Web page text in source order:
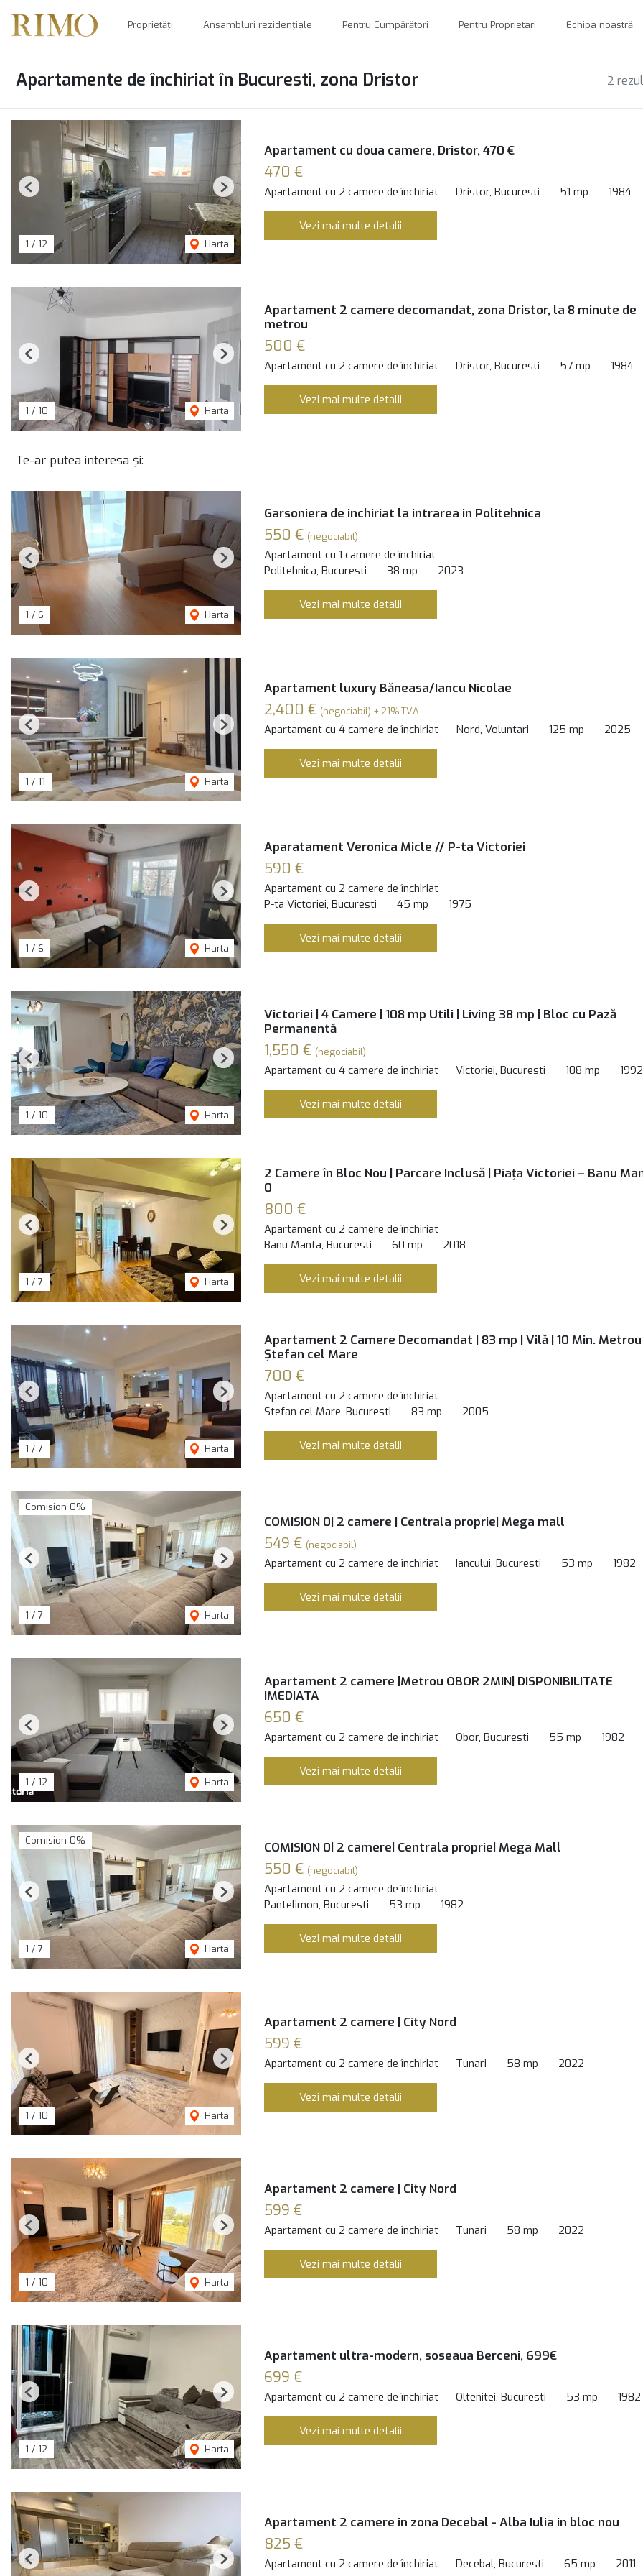
Proprietăți Ansambluri rezidențiale Pentru Cumpărători Pentru Proprietari Echipa noastră
2
Apartamente de închiriat în Bucuresti, zona Dristor
1 / 12 Harta
Previous Next
Apartament cu doua camere, Dristor, 470 €
470 €
Apartament cu 2 camere de închiriat Dristor, Bucuresti 51 mp 1984
Vezi mai multe detalii
1 / 10 Harta
Previous Next
Apartament 2 camere decomandat, zona Dristor, la 8 minute de
metrou
500 €
Apartament cu 2 camere de închiriat Dristor, Bucuresti 57 mp 1984
Vezi mai multe detalii
Te-ar putea interesa și:
1 / 6 Harta
Previous Next
Garsoniera de inchiriat la intrarea in Politehnica
550 € (negociabil)
Apartament cu 1 camere de închiriat
Politehnica, Bucuresti
38 mp 2023
Vezi mai multe detalii
1 / 11 Harta
Previous Next
Apartament luxury Băneasa/Iancu Nicolae
2,400 € (negociabil) + 21% TVA
Apartament cu 4 camere de închiriat Nord, Voluntari 125 mp 2025
Vezi mai multe detalii
1 / 6 Harta
Previous Next
Aparatament Veronica Micle // P-ta Victoriei
590 €
Apartament cu 2 camere de închiriat
P-ta Victoriei, Bucuresti
45 mp 1975
Vezi mai multe detalii
1 / 10 Harta
Previous Next
Victoriei | 4 Camere | 108 mp Utili | Living 38 mp | Bloc cu Pază
Permanentă
1,550 € (negociabil)
Apartament cu 4 camere de închiriat Victoriei, Bucuresti 108 mp 1992
Vezi mai multe detalii
1 / 7 Harta
Previous Next
2 Camere în Bloc Nou | Parcare Inclusă | Piața Victoriei – Banu
0
800 €
Apartament cu 2 camere de închiriat
Banu Manta, Bucuresti
60 mp 2018
Vezi mai multe detalii
1 / 7 Harta
Previous Next
Apartament 2 Camere Decomandat | 83 mp | Vilă | 10 Min. Metrou
Ștefan cel Mare
700 €
Apartament cu 2 camere de închiriat
Stefan cel Mare, Bucuresti
83 mp 2005
Vezi mai multe detalii
Comision 0%
1 / 7 Harta
Previous Next
COMISION 0| 2 camere | Centrala proprie| Mega mall
549 € (negociabil)
Apartament cu 2 camere de închiriat Iancului, Bucuresti 53 mp 1982
Vezi mai multe detalii
1 / 12 Harta
Previous Next
Apartament 2 camere |Metrou OBOR 2MIN| DISPONIBILITATE
IMEDIATA
650 €
Apartament cu 2 camere de închiriat Obor, Bucuresti 55 mp 1982
Vezi mai multe detalii
Comision 0%
1 / 7 Harta
Previous Next
COMISION 0| 2 camere| Centrala proprie| Mega Mall
550 € (negociabil)
Apartament cu 2 camere de închiriat
Pantelimon, Bucuresti
53 mp 1982
Vezi mai multe detalii
1 / 10 Harta
Previous Next
Apartament 2 camere | City Nord
599 €
Apartament cu 2 camere de închiriat Tunari 58 mp 2022
Vezi mai multe detalii
1 / 10 Harta
Previous Next
Apartament 2 camere | City Nord
599 €
Apartament cu 2 camere de închiriat Tunari 58 mp 2022
Vezi mai multe detalii
1 / 12 Harta
Previous Next
Apartament ultra-modern, soseaua Berceni, 699€
699 €
Apartament cu 2 camere de închiriat Oltenitei, Bucuresti 53 mp 1982
Vezi mai multe detalii
Previous Next
Apartament 2 camere in zona Decebal - Alba Iulia in bloc nou
825 €
Apartament cu 2 camere de închiriat Decebal, Bucuresti 65 mp 2011